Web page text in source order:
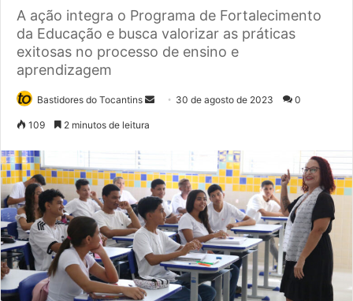
A ação integra o Programa de Fortalecimento
da Educação e busca valorizar as práticas
exitosas no processo de ensino e
aprendizagem
Bastidores do Tocantins
e
u
m
e
-
m
a
30 de agosto de 2023 0
109 2 minutos de leitura